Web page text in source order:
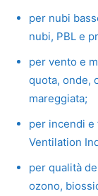
per nubi
nubi, PBL e
per vento e
quota, onde,
mareggiata;
per incendi e
Ventilation
per qualità
ozono,